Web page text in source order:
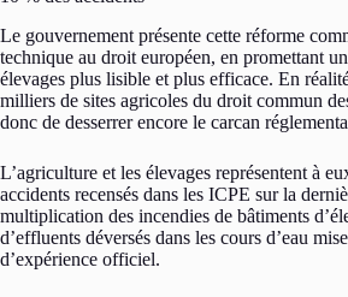
Le gouvernement présente cette réforme
technique au droit européen, en promettant
élevages plus lisible et plus efficace. En
milliers de sites agricoles du droit commun
donc de desserrer encore le carcan
L’agriculture et les élevages représentent à
accidents recensés dans les ICPE sur la
multiplication des incendies de bâtiments
d’effluents déversés dans les cours d’eau
d’expérience officiel.